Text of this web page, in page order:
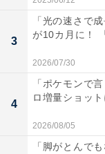
3
「光の速さで
が10カ月に！
2026/07/30
4
「ポケモンで
ロ増量ショッ
2026/08/05
「脚がとんで